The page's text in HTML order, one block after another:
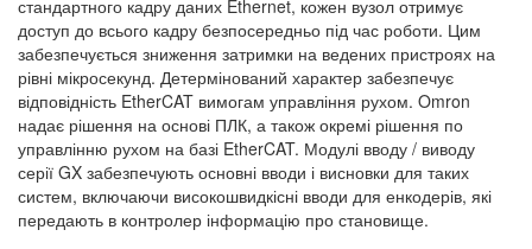
стандартного кадру даних Ethernet, кожен вузол отримує
доступ до всього кадру безпосередньо під час роботи. Цим
забезпечується зниження затримки на ведених пристроях на
рівні мікросекунд. Детермінований характер забезпечує
відповідність EtherCAT вимогам управління рухом. Omron
надає рішення на основі ПЛК, а також окремі рішення по
управлінню рухом на базі EtherCAT. Модулі вводу / виводу
серії GX забезпечують основні вводи і висновки для таких
систем, включаючи високошвидкісні вводи для енкодерів, які
передають в контролер інформацію про становище.